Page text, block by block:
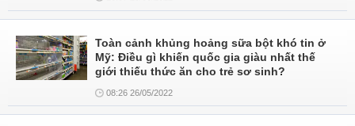
Toàn cảnh khủng hoảng sữa bột khó tin ở
Mỹ: Điều gì khiến quốc gia giàu nhất thế
giới thiếu thức ăn cho trẻ sơ sinh?
08:26 26/05/2022